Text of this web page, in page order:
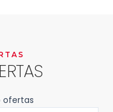
ofertas